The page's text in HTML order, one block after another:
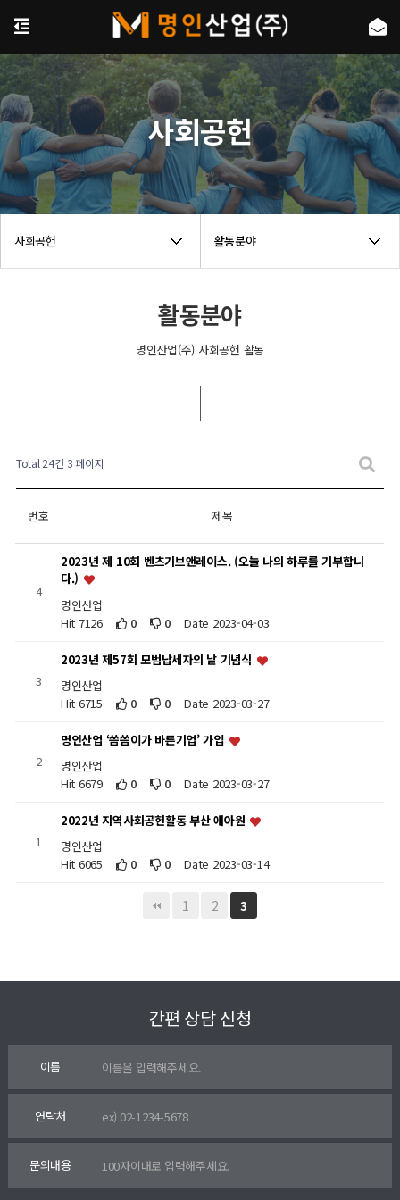
사회공헌 활동분야
사회공헌
활동분야
명인산업(주) 사회공헌 활동
Total 24건 3 페이지
번호 제목
4
2023년 제 10회 벤츠기브앤레이스. (오늘 나의 하루를 기부합니
다.)
명인산업
Hit 7126
0 0 Date 2023-04-03
3
2023년 제57회 모범납세자의 날 기념식
명인산업
Hit 6715
0 0 Date 2023-03-27
2
명인산업 ‘씀씀이가 바른기업’ 가입
명인산업
Hit 6679
0 0 Date 2023-03-27
1
2022년 지역사회공헌활동 부산 애아원
명인산업
Hit 6065
0 0 Date 2023-03-14
1 2 3
간편 상담 신청
이름
연락처
문의내용